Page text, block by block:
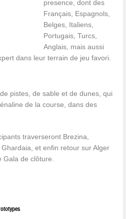
presence, dont des
Français, Espagnols,
Belges, Italiens,
Portugais, Turcs,
Anglais, mais aussi
dans leur terrain de jeu favori.
de pistes, de sable et de dunes, qui
de la course, dans des
traverseront Brezina,
et enfin retour sur Alger
Gala de clôture.